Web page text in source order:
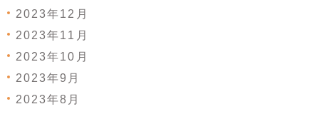
2023年12月
2023年11月
2023年10月
2023年9月
2023年8月